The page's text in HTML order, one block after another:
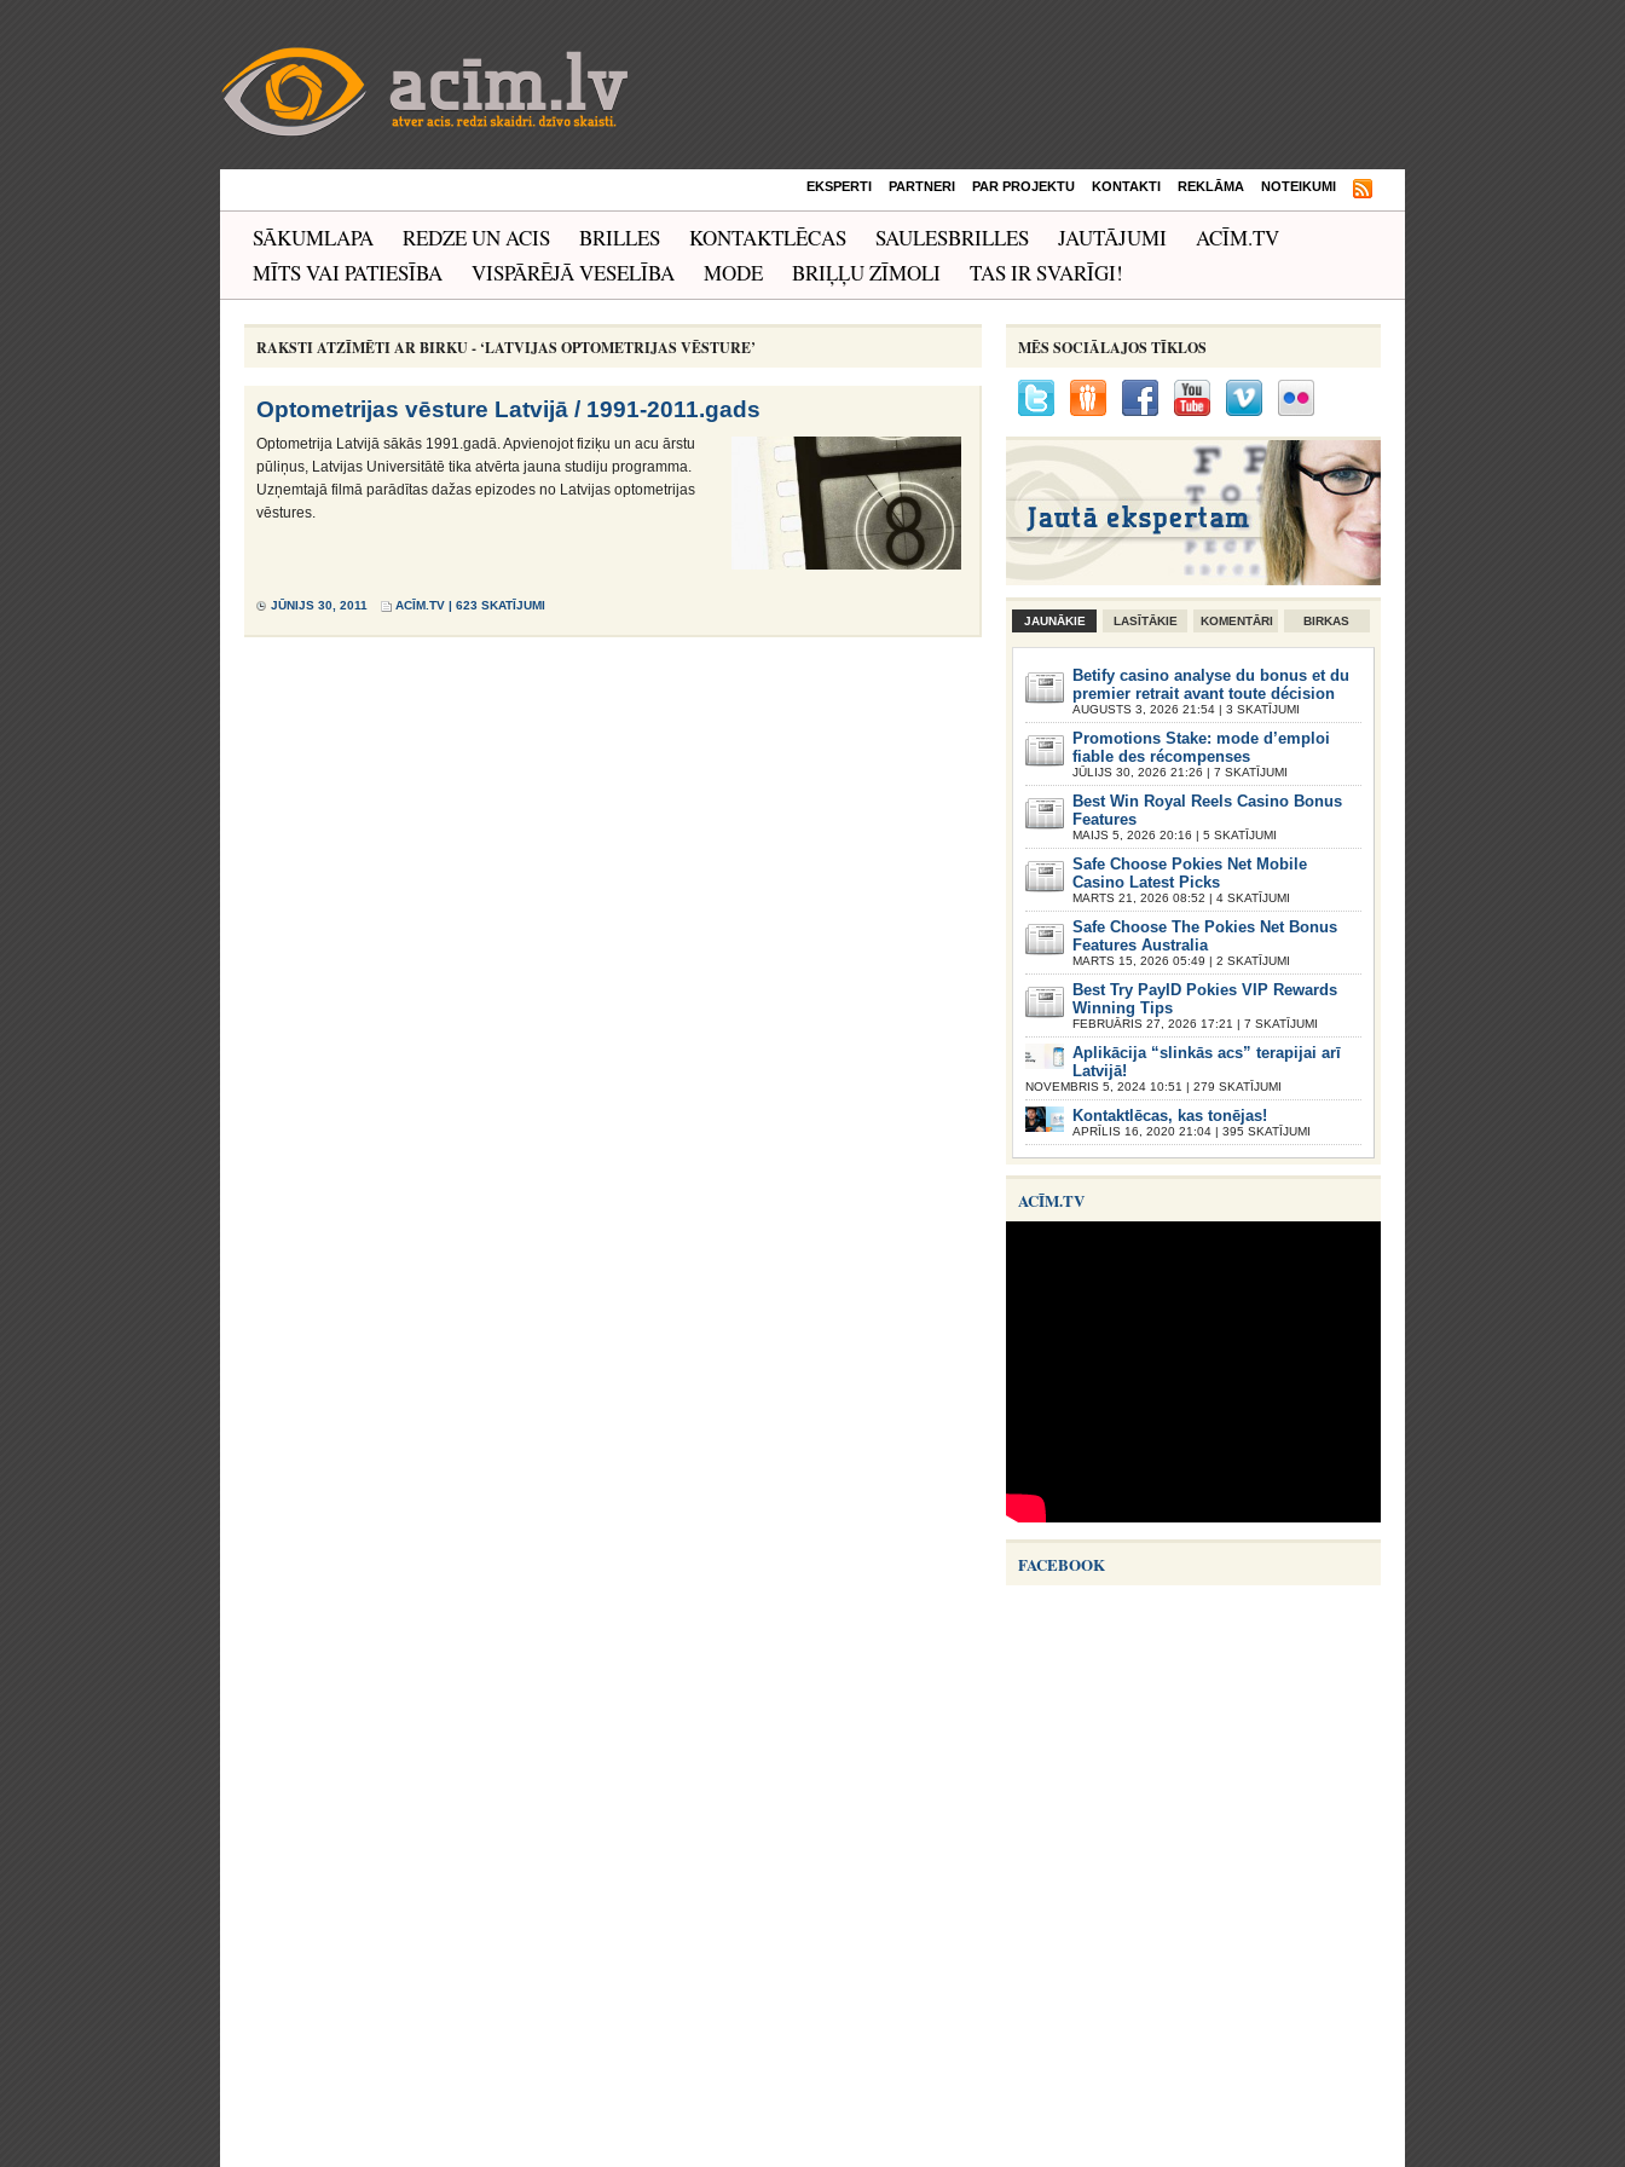
EKSPERTI PARTNERI PAR PROJEKTU KONTAKTI REKLĀMA NOTEIKUMI
SĀKUMLAPA REDZE UN ACIS BRILLES KONTAKTLĒCAS SAULESBRILLES JAUTĀJUMI
ACĪM.TV
MĪTS VAI PATIESĪBA
VISPĀRĒJĀ VESELĪBA MODE BRIĻĻU ZĪMOLI TAS IR SVARĪGI!
RAKSTI ATZĪMĒTI AR BIRKU - ‘LATVIJAS OPTOMETRIJAS VĒSTURE’
Optometrijas vēsture Latvijā / 1991-2011.gads
Optometrija Latvijā sākās 1991.gadā. Apvienojot fiziķu un acu ārstu
pūliņus, Latvijas Universitātē tika atvērta jauna studiju programma.
Uzņemtajā filmā parādītas dažas epizodes no Latvijas optometrijas
vēstures.
JŪNIJS 30, 2011 ACĪM.TV | 623 SKATĪJUMI
MĒS SOCIĀLAJOS TĪKLOS
JAUNĀKIE LASĪTĀKIE KOMENTĀRI BIRKAS
Betify casino analyse du bonus et du
premier retrait avant toute décision
AUGUSTS 3, 2026 21:54 | 3 SKATĪJUMI
Promotions Stake: mode d’emploi
fiable des récompenses
JŪLIJS 30, 2026 21:26 | 7 SKATĪJUMI
Best Win Royal Reels Casino Bonus
Features
MAIJS 5, 2026 20:16 | 5 SKATĪJUMI
Safe Choose Pokies Net Mobile
Casino Latest Picks
MARTS 21, 2026 08:52 | 4 SKATĪJUMI
Safe Choose The Pokies Net Bonus
Features Australia
MARTS 15, 2026 05:49 | 2 SKATĪJUMI
Best Try PayID Pokies VIP Rewards
Winning Tips
FEBRUĀRIS 27, 2026 17:21 | 7 SKATĪJUMI
Aplikācija “slinkās acs” terapijai arī
Latvijā!
NOVEMBRIS 5, 2024 10:51 | 279 SKATĪJUMI
Kontaktlēcas, kas tonējas!
APRĪLIS 16, 2020 21:04 | 395 SKATĪJUMI
ACĪM.TV
FACEBOOK